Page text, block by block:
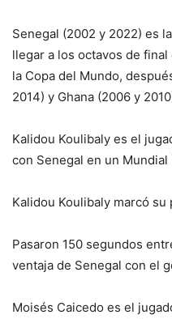
Senegal (2002 y 2022) es
llegar a los octavos de
la Copa del Mundo,
2014) y Ghana (2006 y
Kalidou Koulibaly es el
con Senegal en un Mundial
Kalidou Koulibaly marcó
Pasaron 150 segundos
ventaja de Senegal con el
Moisés Caicedo es el